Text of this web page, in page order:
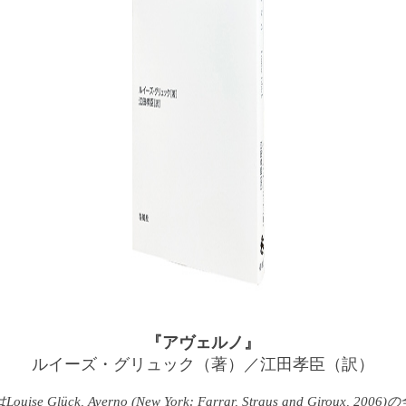
『アヴェルノ』
ルイーズ・グリュック（著）／江田孝臣（訳）
Louise Glück, Averno (New York: Farrar, Straus and Giroux, 2006)の